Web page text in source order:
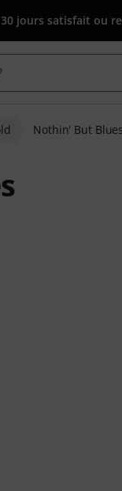
jours satisfait ou
Nothin' But Blues